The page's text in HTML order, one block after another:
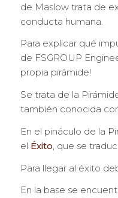
de Maslow trata de
conducta humana.
Para explicar qué
de FSGROUP
propia pirámide!
Se trata de la
también conocida
En el pináculo de la
el Éxito , que se
Para llegar al éxito
En la base se